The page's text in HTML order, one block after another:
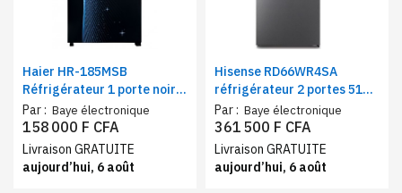
Haier HR-185MSB
Réfrigérateur 1 porte noir
bleu
Par : Baye électronique
158 000 F CFA
Livraison GRATUITE
aujourd’hui, 6 août
Hisense RD66WR4SA
réfrigérateur 2 portes 510
litres – Frigo et
congélateur haut Inverter
No Frost classe A++
Par : Baye électronique
361 500 F CFA
Livraison GRATUITE
aujourd’hui, 6 août